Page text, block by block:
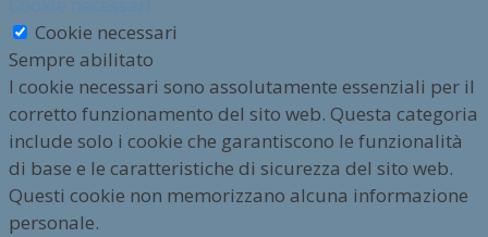
Cookie necessari
Sempre abilitato
I cookie necessari sono assolutamente essenziali per il
corretto funzionamento del sito web. Questa categoria
include solo i cookie che garantiscono le funzionalità
di base e le caratteristiche di sicurezza del sito web.
Questi cookie non memorizzano alcuna informazione
personale.